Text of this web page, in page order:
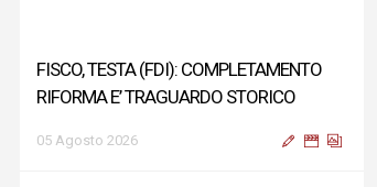
FISCO, TESTA (FDI): COMPLETAMENTO
RIFORMA E’ TRAGUARDO STORICO
05 Agosto 2026